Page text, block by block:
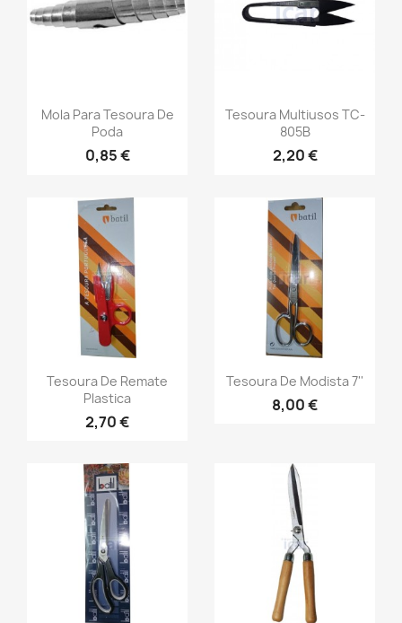
Mola Para Tesoura De
Poda
0,85 €
Tesoura Multiusos TC-
805B
2,20 €
Tesoura De Remate
Plastica
2,70 €
Tesoura De Modista 7''
8,00 €